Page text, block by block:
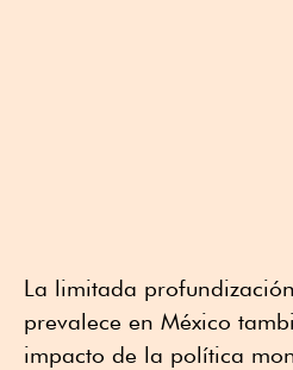
La limitada
prevalece en México
impacto de la política